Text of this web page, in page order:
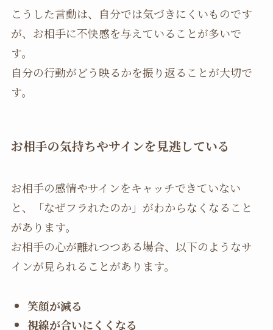
こうした言動は、自分では気づきにくいものです
が、お相手に不快感を与えていることが多いで
す。
自分の行動がどう映るかを振り返ることが大切で
す。
お相手の気持ちやサインを見逃している
お相手の感情やサインをキャッチできていない
と、「なぜフラれたのか」がわからなくなること
があります。
お相手の心が離れつつある場合、以下のようなサ
インが見られることがあります。
笑顔が減る
視線が合いにくくなる